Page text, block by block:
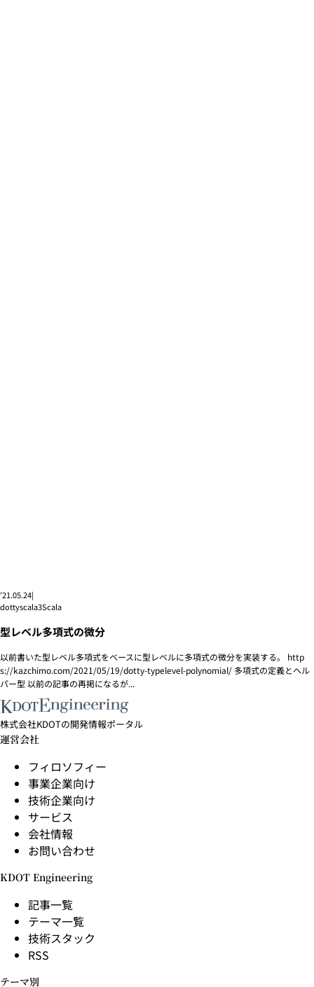
’21.05.24|
dottyscala3Scala
型レベル多項式の微分
以前書いた型レベル多項式をベースに型レベルに多項式の微分を実装する。 http
s://kazchimo.com/2021/05/19/dotty-typelevel-polynomial/ 多項式の定義とヘル
パー型 以前の記事の再掲になるが...
株式会社KDOTの開発情報ポータル
運営会社
フィロソフィー
事業企業向け
技術企業向け
サービス
会社情報
お問い合わせ
KDOT Engineering
記事一覧
テーマ一覧
技術スタック
RSS
テーマ別